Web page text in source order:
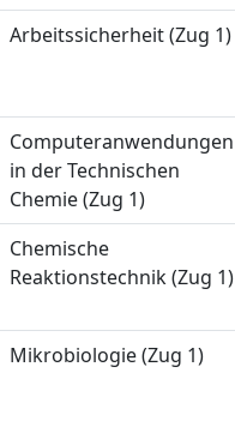
Arbeitssicherheit (Zug 1)
Computeranwendungen
in der Technischen
Chemie (Zug 1)
Chemische
Reaktionstechnik (Zug 1)
Mikrobiologie (Zug 1)